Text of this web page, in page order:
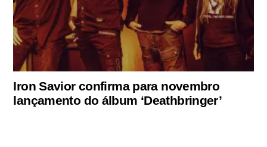
Iron Savior confirma para novembro
lançamento do álbum ‘Deathbringer’